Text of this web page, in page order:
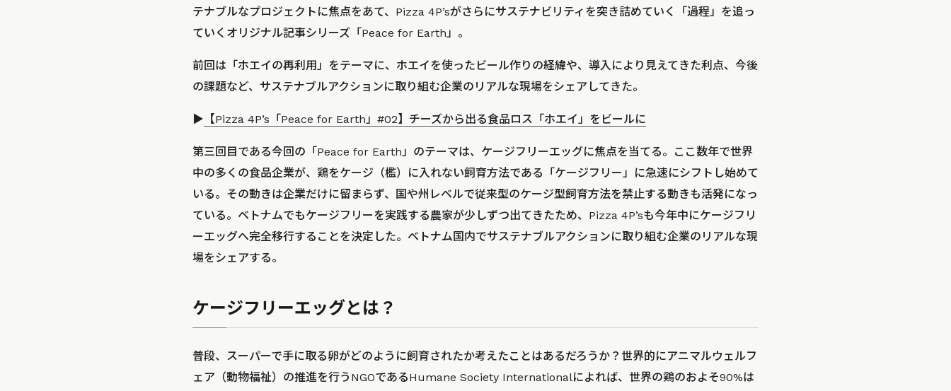
テナブルなプロジェクトに焦点をあて、Pizza 4P’sがさらにサステナビリティを突き詰めていく「過程」を追っ
ていくオリジナル記事シリーズ「Peace for Earth」。
前回は「ホエイの再利用」をテーマに、ホエイを使ったビール作りの経緯や、導入により見えてきた利点、今後
の課題など、サステナブルアクションに取り組む企業のリアルな現場をシェアしてきた。
▶︎ 【Pizza 4P’s「Peace for Earth」#02】チーズから出る食品ロス「ホエイ」をビールに
第三回目である今回の「Peace for Earth」のテーマは、ケージフリーエッグに焦点を当てる。ここ数年で世界
中の多くの食品企業が、鶏をケージ（檻）に入れない飼育方法である「ケージフリー」に急速にシフトし始めて
いる。その動きは企業だけに留まらず、国や州レベルで従来型のケージ型飼育方法を禁止する動きも活発になっ
ている。ベトナムでもケージフリーを実践する農家が少しずつ出てきたため、Pizza 4P’sも今年中にケージフリ
ーエッグへ完全移行することを決定した。ベトナム国内でサステナブルアクションに取り組む企業のリアルな現
場をシェアする。
ケージフリーエッグとは？
普段、スーパーで手に取る卵がどのように飼育されたか考えたことはあるだろうか？世界的にアニマルウェルフ
ェア（動物福祉）の推進を行うNGOであるHumane Society Internationalによれば、世界の鶏のおよそ90%は